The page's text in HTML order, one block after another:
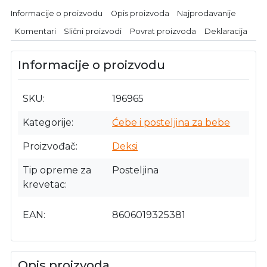
Informacije o proizvodu Opis proizvoda Najprodavanije
Komentari Slični proizvodi Povrat proizvoda Deklaracija
Informacije o proizvodu
SKU 196965
Kategorije Ćebe i posteljina za bebe
Proizvođač Deksi
Tip opreme za
krevetac
Posteljina
EAN 8606019325381